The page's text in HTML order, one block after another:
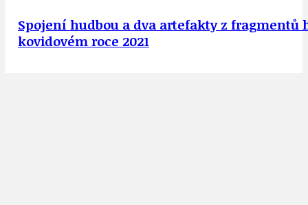
Spojení hudbou a dva artefakty z
kovidovém roce 2021